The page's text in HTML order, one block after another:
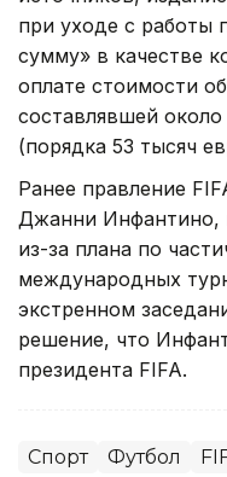
при уходе с работы
сумму» в качестве
оплате стоимости
составлявшей
(порядка 53 тысяч
Ранее правление
Джанни Инфантино,
из-за плана по
международных
экстренном
решение, что
президента FIFA.
Спорт Футбол